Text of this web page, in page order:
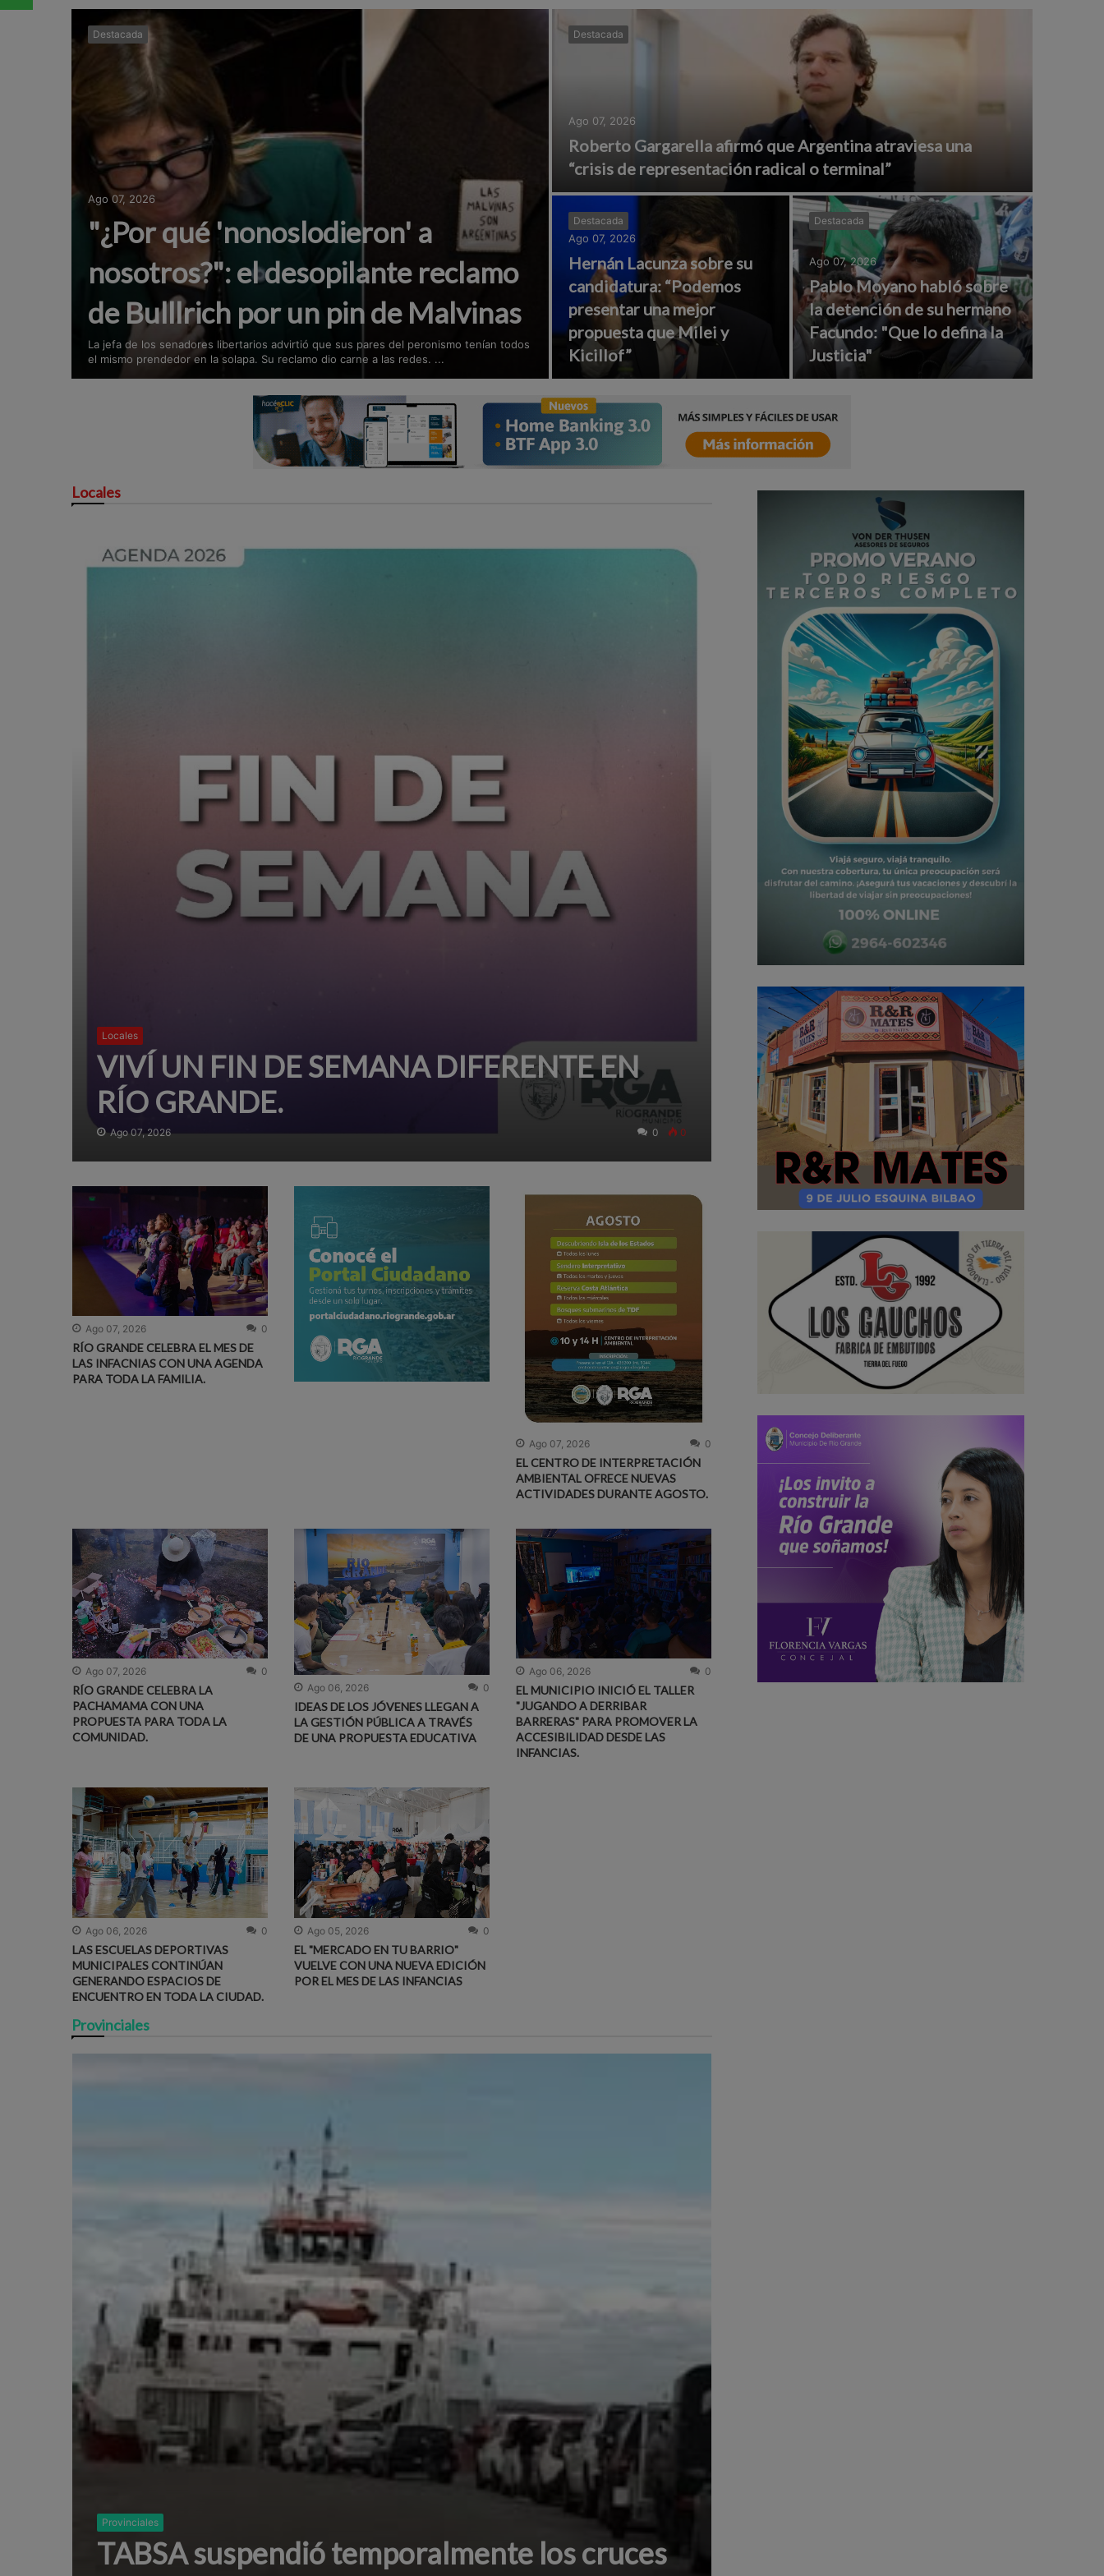
Destacada
Ago 07, 2026
"¿Por qué 'nonoslodieron' a
nosotros?": el desopilante reclamo
de Bulllrich por un pin de Malvinas
La jefa de los senadores libertarios advirtió que sus pares del peronismo tenían todos
el mismo prendedor en la solapa. Su reclamo dio carne a las redes. ...
Destacada
Ago 07, 2026
Roberto Gargarella afirmó que Argentina atraviesa una
“crisis de representación radical o terminal”
Destacada
Ago 07, 2026
Hernán Lacunza sobre su
candidatura: “Podemos
presentar una mejor
propuesta que Milei y
Kicillof”
Destacada
Ago 07, 2026
Pablo Moyano habló sobre
la detención de su hermano
Facundo: "Que lo defina la
Justicia"
Locales
Locales
VIVÍ UN FIN DE SEMANA DIFERENTE EN
RÍO GRANDE.
Ago 07, 2026 0 0
Ago 07, 2026 0
RÍO GRANDE CELEBRA EL MES DE
LAS INFACNIAS CON UNA AGENDA
PARA TODA LA FAMILIA.
Ago 07, 2026 0
EL CENTRO DE INTERPRETACIÓN
AMBIENTAL OFRECE NUEVAS
ACTIVIDADES DURANTE AGOSTO.
Ago 07, 2026 0
RÍO GRANDE CELEBRA LA
PACHAMAMA CON UNA
PROPUESTA PARA TODA LA
COMUNIDAD.
Ago 06, 2026 0
IDEAS DE LOS JÓVENES LLEGAN A
LA GESTIÓN PÚBLICA A TRAVÉS
DE UNA PROPUESTA EDUCATIVA
Ago 06, 2026 0
EL MUNICIPIO INICIÓ EL TALLER
"JUGANDO A DERRIBAR
BARRERAS" PARA PROMOVER LA
ACCESIBILIDAD DESDE LAS
INFANCIAS.
Ago 06, 2026 0
LAS ESCUELAS DEPORTIVAS
MUNICIPALES CONTINÚAN
GENERANDO ESPACIOS DE
ENCUENTRO EN TODA LA CIUDAD.
Ago 05, 2026 0
EL "MERCADO EN TU BARRIO"
VUELVE CON UNA NUEVA EDICIÓN
POR EL MES DE LAS INFANCIAS
Provinciales
Provinciales
TABSA suspendió temporalmente los cruces